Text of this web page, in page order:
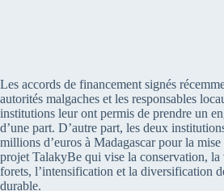
Les accords de financement signés
autorités malgaches et les responsables
institutions leur ont permis de prendre un
d’une part. D’autre part, les deux
millions d’euros à Madagascar pour la
projet TalakyBe qui vise la conservation, la
forets, l’intensification et la diversification
durable.